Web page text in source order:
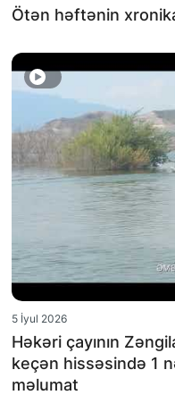
Ötən həftənin
5 İyul 2026
Həkəri çayının
keçən hissəsində 1
məlumat